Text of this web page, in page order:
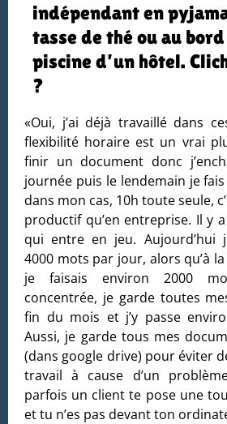
indépendant en
tasse de thé ou au
piscine d’un hôtel.
?
«Oui, j’ai déjà travaillé dans
flexibilité horaire est un vrai
finir un document donc
journée puis le lendemain je
dans mon cas, 10h toute seule,
productif qu’en entreprise. Il y
qui entre en jeu. Aujourd’hui
4000 mots par jour, alors qu’à
je faisais environ 2000
concentrée, je garde toutes
fin du mois et j’y passe
Aussi, je garde tous mes
(dans google drive) pour éviter
travail à cause d’un
parfois un client te pose une
et tu n’es pas devant ton